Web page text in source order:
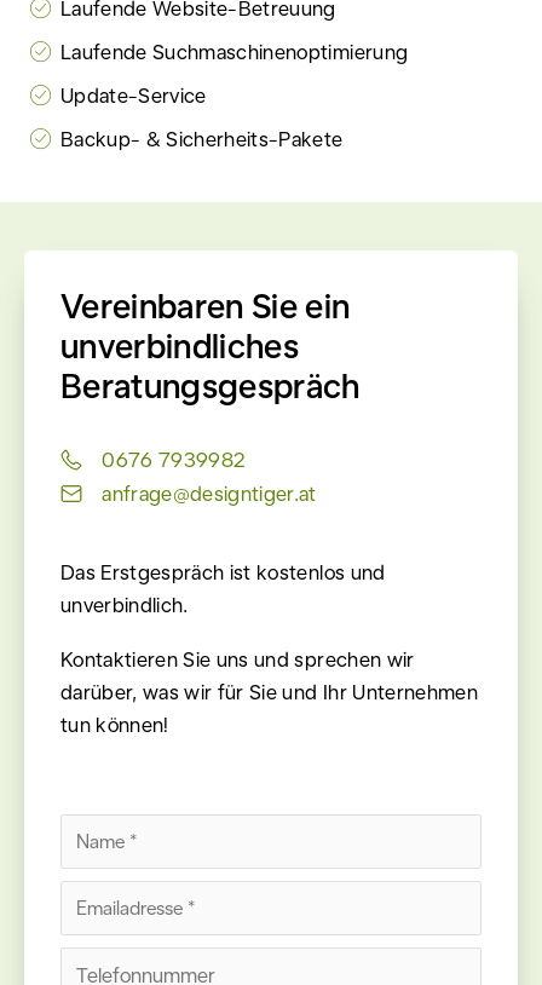
Laufende Website-Betreuung
Laufende Suchmaschinenoptimierung
Update-Service
Backup- & Sicherheits-Pakete
Vereinbaren Sie ein
unverbindliches
Beratungsgespräch
0676 7939982
anfrage@designtiger.at
Das Erstgespräch ist kostenlos und
unverbindlich.
Kontaktieren Sie uns und sprechen wir
darüber, was wir für Sie und Ihr Unternehmen
tun können!
Please
leave
this